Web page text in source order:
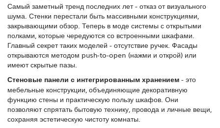
Самый заметный тренд последних лет - отказ от визуального
шума. Стенки перестали быть массивными конструкциями,
закрывающими обзор. Теперь в моде системы с открытыми
полками, которые чередуются со встроенными шкафами.
Главный секрет таких моделей - отсутствие ручек. Фасады
открываются методом push-to-open (нажми и открой) или
имеют скрытые пазы.
Стеновые панели с интегрированным хранением - это
мебельные конструкции, объединяющие декоративную
функцию стены и практическую пользу шкафов. Они
позволяют спрятать бытовую технику, провода и личные вещи,
сохраняя эстетическую чистоту комнаты.